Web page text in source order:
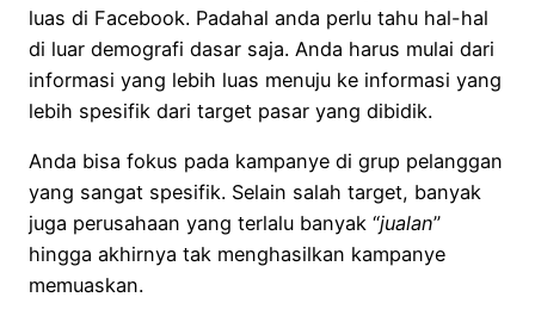
luas di Facebook. Padahal anda perlu tahu hal-hal
di luar demografi dasar saja. Anda harus mulai dari
informasi yang lebih luas menuju ke informasi yang
lebih spesifik dari target pasar yang dibidik.
Anda bisa fokus pada kampanye di grup pelanggan
yang sangat spesifik. Selain salah target, banyak
juga perusahaan yang terlalu banyak “jualan”
hingga akhirnya tak menghasilkan kampanye
memuaskan.